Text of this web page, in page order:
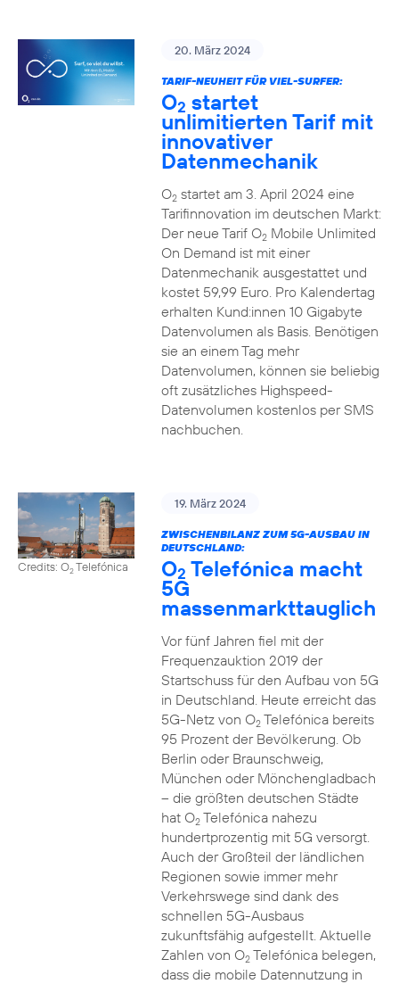
20. März 2024
TARIF-NEUHEIT FÜR VIEL-SURFER:
O2 startet
unlimitierten Tarif mit
innovativer
Datenmechanik
O2startet am 3. April 2024 eine
Tarifinnovation im deutschen Markt:
Der neue Tarif O2Mobile Unlimited
On Demand ist mit einer
Datenmechanik ausgestattet und
kostet 59,99 Euro. Pro Kalendertag
erhalten Kund:innen 10 Gigabyte
Datenvolumen als Basis. Benötigen
sie an einem Tag mehr
Datenvolumen, können sie beliebig
oft zusätzliches Highspeed-
Datenvolumen kostenlos per SMS
nachbuchen.
Credits: O2Telefónica
19. März 2024
ZWISCHENBILANZ ZUM 5G-AUSBAU IN
DEUTSCHLAND:
O2 Telefónica macht
5G
massenmarkttauglich
Vor fünf Jahren fiel mit der
Frequenzauktion 2019 der
Startschuss für den Aufbau von 5G
in Deutschland. Heute erreicht das
5G-Netz von O2Telefónica bereits
95 Prozent der Bevölkerung. Ob
Berlin oder Braunschweig,
München oder Mönchengladbach
– die größten deutschen Städte
hat O2Telefónica nahezu
hundertprozentig mit 5G versorgt.
Auch der Großteil der ländlichen
Regionen sowie immer mehr
Verkehrswege sind dank des
schnellen 5G-Ausbaus
zukunftsfähig aufgestellt. Aktuelle
Zahlen von O2Telefónica belegen,
dass die mobile Datennutzung in